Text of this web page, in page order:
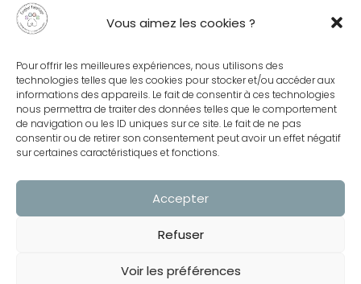
Vous aimez les cookies ?
Pour offrir les meilleures expériences, nous utilisons des
technologies telles que les cookies pour stocker et/ou accéder aux
informations des appareils. Le fait de consentir à ces technologies
nous permettra de traiter des données telles que le comportement
de navigation ou les ID uniques sur ce site. Le fait de ne pas
consentir ou de retirer son consentement peut avoir un effet négatif
sur certaines caractéristiques et fonctions.
Accepter
Refuser
Voir les préférences
depuis 1995
Contact
Centre d'aide
Prise de contrôle à distance